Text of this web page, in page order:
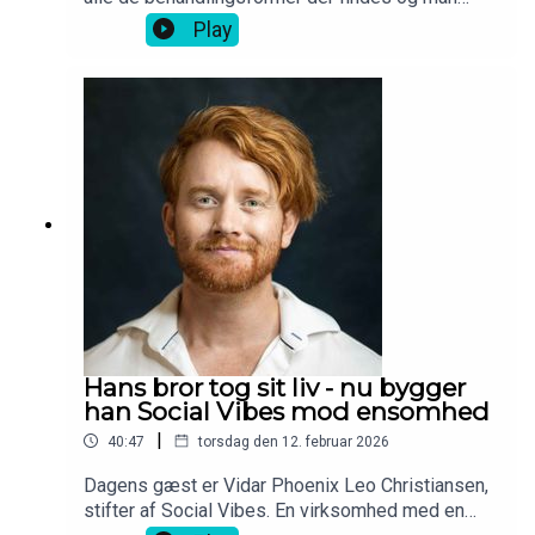
stadig ikke synes det har virket, så kan der være
behov for en ny. Hvis den skal være
Bøgh Erlang og læse ingeniør. For herigennem fik
hun viden til at undersøge, teste og siden udvikle
appen Reelieve for ptsd ramte, som hun pitchede
i løvens hule. Den fungerer som en digital
servicehund, der kan hjælpe både før, under og
efter et angstanfald.
Play
Hans bror tog sit liv - nu bygger
han Social Vibes mod ensomhed
40:47 | torsdag den 12. februar 2026
Dagens gæst er Vidar Phoenix Leo Christiansen,
stifter af Social Vibes. En virksomhed med en